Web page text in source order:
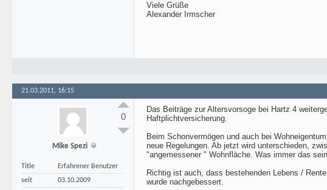
Viele Grüße
Alexander Irmscher
21.03.2011, 16:15
Mike Spezi
Title
Erfahrener Benutzer
seit
03.10.2009
0
Das Beiträge zur Altersvorsoge bei Hartz 4
Haftplichtversicherung.
Beim Schonvermögen und auch bei
neue Regelungen. Ab jetzt wird unterschieden,
"angemessener " Wohnfläche. Was immer das
Richtig ist auch, dass bestehenden Lebens /
wurde nachgebessert.